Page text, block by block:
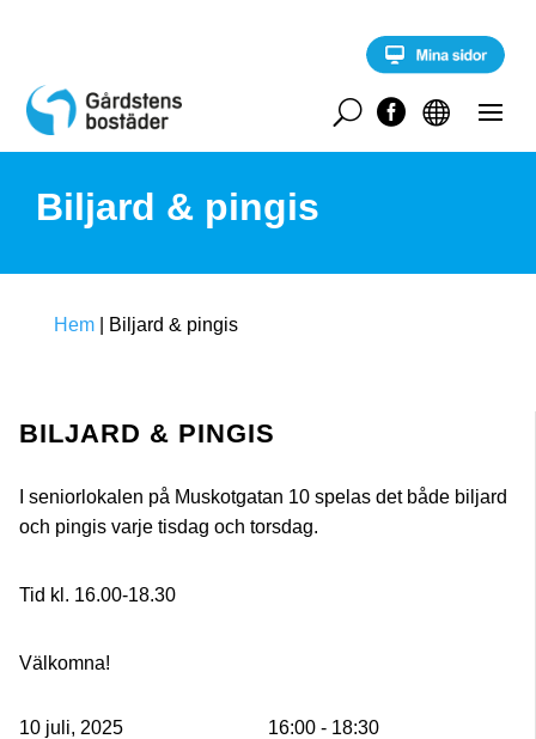
c
n


U
Biljard & pingis
Hem Biljard & pingis
BILJARD & PINGIS
I seniorlokalen på Muskotgatan 10 spelas det både biljard
och pingis varje tisdag och torsdag.
Tid kl. 16.00-18.30
Välkomna!
10 juli, 2025
16:00 - 18:30